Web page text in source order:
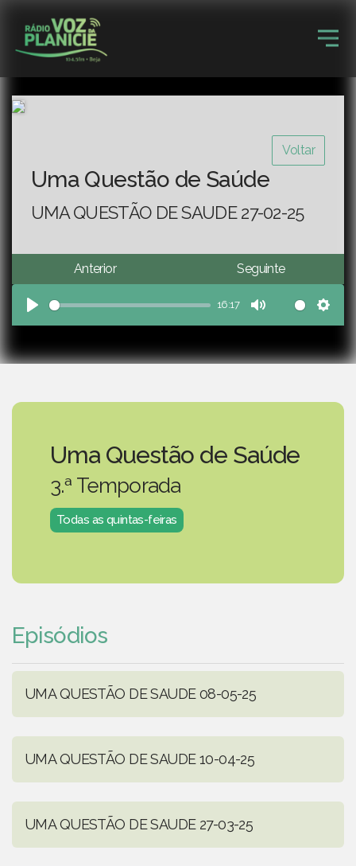
Voltar
Uma Questão de Saúde
UMA QUESTÃO DE SAUDE 27-02-25
Anterior Seguinte
Play
16:17
Mute
Uma Questão de Saúde
3.ª Temporada
Todas as quintas-feiras
Episódios
UMA QUESTÃO DE SAUDE 08-05-25
UMA QUESTÃO DE SAUDE 10-04-25
UMA QUESTÃO DE SAUDE 27-03-25